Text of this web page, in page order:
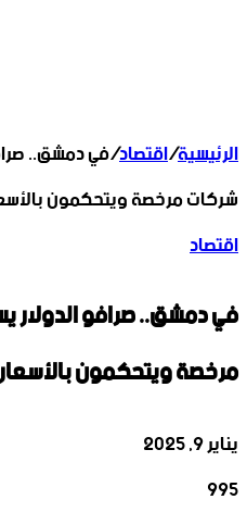
الرئيسية/اقتصاد/في دمشق..
شركات مرخصة ويتحكمون
اقتصاد
في دمشق.. صرافو الدولار
مرخصة ويتحكمون
يناير 9, 2025
995